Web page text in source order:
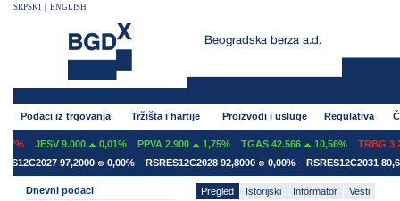
SRPSKI ENGLISH
Podaci iz trgovanja Tržišta i hartije Proizvodi i usluge Regulativa
JESV 9.000 0,01% PPVA 2.900 1,75% TGAS 42.566 10,56%
TRBG
97,2000
0,00% RSRES12C2028 92,8000 0,00% RSRES12C2031
Dnevni podaci
Pregled Istorijski Informator Vesti